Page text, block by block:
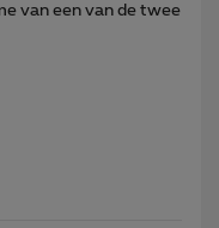
van een van de twee